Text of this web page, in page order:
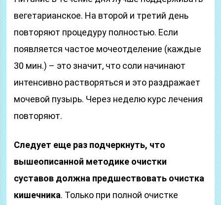
вегетарианское. На второй и третий день
повторяют процедуру полностью. Если
появляется частое мочеотделение (каждые
30 мин.) – это значит, что соли начинают
интенсивно растворяться и это раздражает
мочевой пузырь. Через неделю курс лечения
повторяют.
Следует еще раз подчеркнуть, что
вышеописанной методике очистки
суставов должна предшествовать очистка
кишечника. Только при полной очистке